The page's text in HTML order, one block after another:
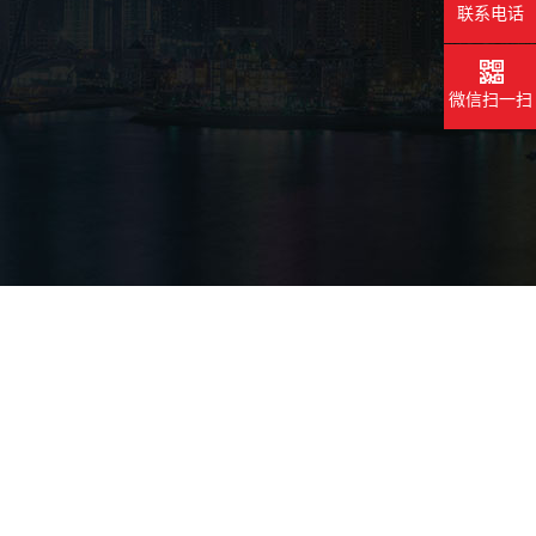
联系电话
微信扫一扫
联系电话
微信扫一扫
联系电话
微信扫一扫